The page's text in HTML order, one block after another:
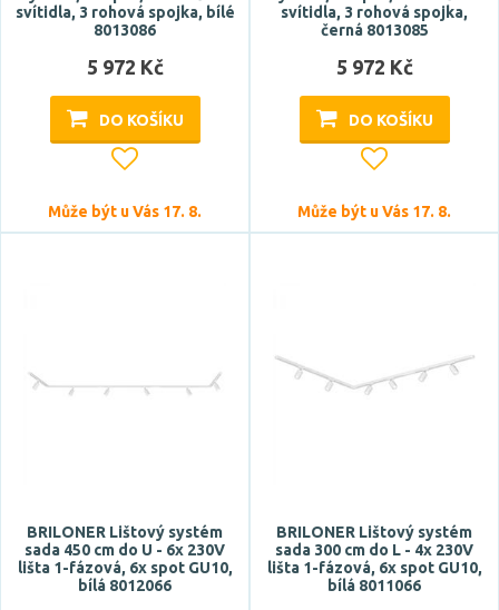
Délka
svítidla, 3 rohová spojka, bílé
8013086
5 972 Kč
DO KOŠÍKU
Může být u Vás 17. 8.
svítidla, 3 rohová spojka,
černá 8013085
5 972 Kč
DO KOŠÍKU
Může být u Vás 17. 8.
BRILONER Lištový systém
sada 450 cm do U - 6x 230V
lišta 1-fázová, 6x spot GU10,
bílá 8012066
BRILONER Lištový systém
sada 300 cm do L - 4x 230V
lišta 1-fázová, 6x spot GU10,
bílá 8011066